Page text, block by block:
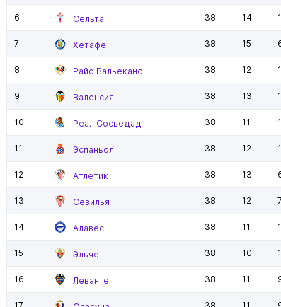
6 Сельта 38 14
7 Хетафе 38 15
8 Райо Вальекано 38 12
9 Валенсия 38 13
10 Реал Сосьедад 38 11
11 Эспаньол 38 12
12 Атлетик 38 13
13 Севилья 38 12 7
14 Алавес 38 11
15 Эльче 38 10
16 Леванте 38 11